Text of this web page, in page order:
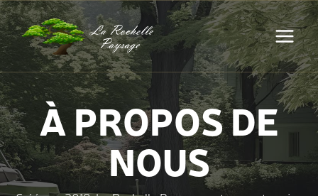
Aller
au
contenu
À PROPOS DE
NOUS